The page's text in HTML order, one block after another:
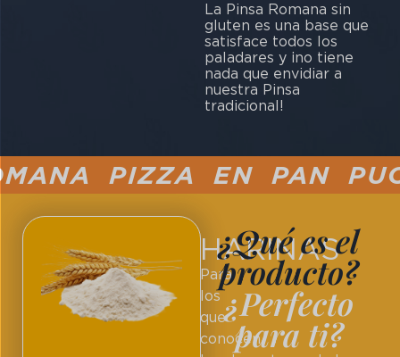
La Pinsa Romana sin
gluten es una base que
satisface todos los
paladares y ¡no tiene
nada que envidiar a
nuestra Pinsa
tradicional!
PIZZA EN PAN
HARINAS
Para
los
que
conocen
¿Qué es el
producto?
¿Perfecto
para ti?